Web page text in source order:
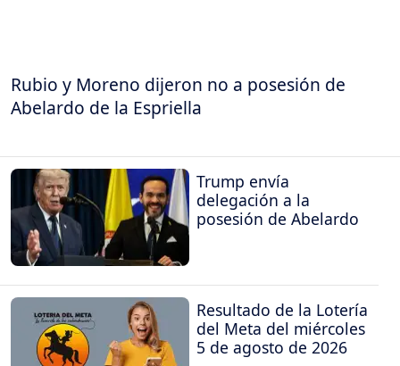
Rubio y Moreno dijeron no a posesión de
Abelardo de la Espriella
Trump envía
delegación a la
posesión de Abelardo
Resultado de la Lotería
del Meta del miércoles
5 de agosto de 2026